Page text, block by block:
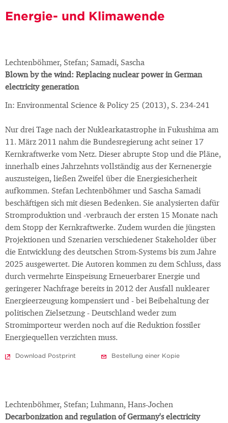
Energie- und Klimawende
Lechtenböhmer, Stefan; Samadi, Sascha
Blown by the wind: Replacing nuclear power in German
electricity generation
In: Environmental Science & Policy 25 (2013), S. 234-241
Nur drei Tage nach der Nuklearkatastrophe in Fukushima am
11. März 2011 nahm die Bundesregierung acht seiner 17
Kernkraftwerke vom Netz. Dieser abrupte Stop und die Pläne,
innerhalb eines Jahrzehnts vollständig aus der Kernenergie
auszusteigen, ließen Zweifel über die Energiesicherheit
aufkommen. Stefan Lechtenböhmer und Sascha Samadi
beschäftigen sich mit diesen Bedenken. Sie analysierten dafür
Stromproduktion und -verbrauch der ersten 15 Monate nach
dem Stopp der Kernkraftwerke. Zudem wurden die jüngsten
Projektionen und Szenarien verschiedener Stakeholder über
die Entwicklung des deutschen Strom-Systems bis zum Jahre
2025 ausgewertet. Die Autoren kommen zu dem Schluss, dass
durch vermehrte Einspeisung Erneuerbarer Energie und
geringerer Nachfrage bereits in 2012 der Ausfall nuklearer
Energieerzeugung kompensiert und - bei Beibehaltung der
politischen Zielsetzung - Deutschland weder zum
Stromimporteur werden noch auf die Reduktion fossiler
Energiequellen verzichten muss.
Download Postprint Bestellung einer Kopie
Lechtenböhmer, Stefan; Luhmann, Hans-Jochen
Decarbonization and regulation of Germany's electricity